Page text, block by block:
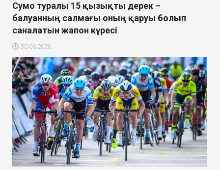
Сумо туралы 15 қызықты дерек –
балуанның салмағы оның қаруы болып
саналатын жапон күресі
30.06.2026